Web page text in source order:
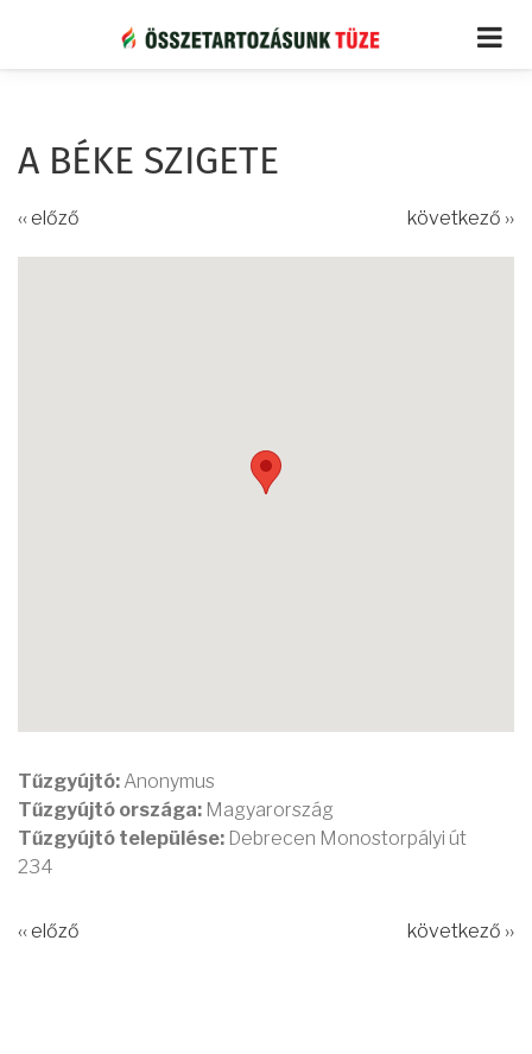
tartalomra
A BÉKE SZIGETE
‹‹ előző következő ››
Tűzgyújtó: Anonymus
Tűzgyújtó országa: Magyarország
Tűzgyújtó települése: Debrecen Monostorpályi út
234
‹‹ előző következő ››